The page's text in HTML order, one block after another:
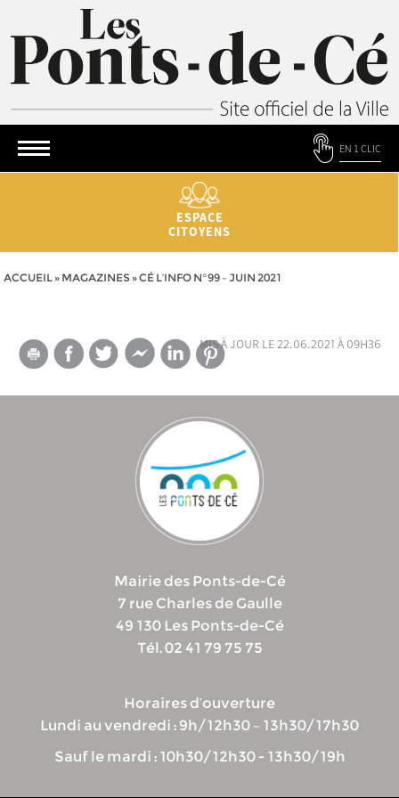
EN 1 CLIC
ESPACE
CITOYENS
ACCUEIL» MAGAZINES»CÉ L’INFO N°99 – JUIN 2021
mis à jour le 22.06.2021 à 09h36
Mairie des Ponts-de-Cé
7 rue Charles de Gaulle
49 130 Les Ponts-de-Cé
Tél. 02 41 79 75 75
Horaires d’ouverture
Lundi au vendredi : 9h/12h30 – 13h30/17h30
Sauf le mardi : 10h30/12h30 - 13h30/19h